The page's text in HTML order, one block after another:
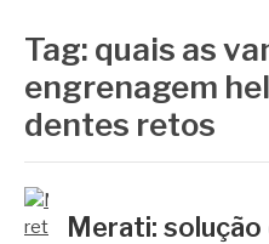
Tag: quais as
engrenagem
dentes retos
Merati: